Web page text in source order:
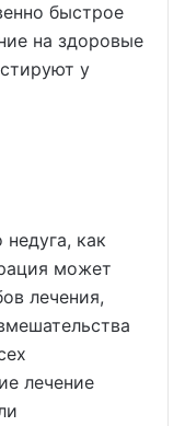
быстрое
на здоровые
у
как
может
лечения,
лечение